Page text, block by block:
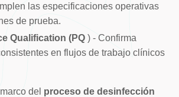
las especificaciones operativas
de prueba.
Qualification (PQ) - Confirma
en flujos de trabajo clínicos
del proceso de desinfección